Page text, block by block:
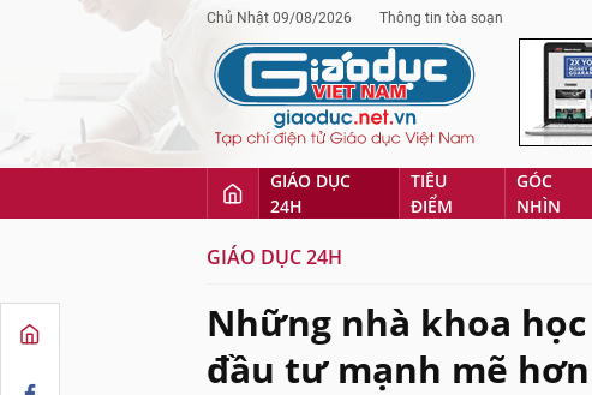
Chủ Nhật 09/08/2026 Thông tin tòa soạn
GIÁO DỤC
24H
TIÊU
ĐIỂM
GÓC
NHÌN
GIÁO DỤC 24H
Những nhà khoa
đầu tư mạnh mẽ hơn